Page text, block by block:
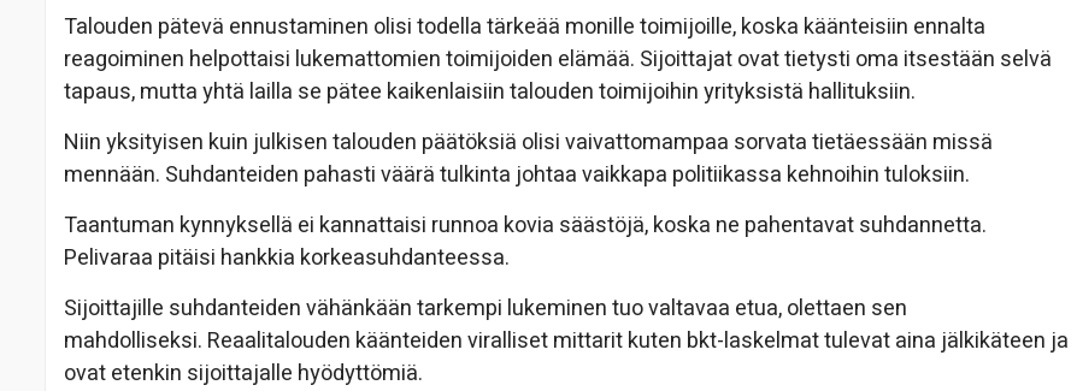
Talouden pätevä ennustaminen olisi todella tärkeää monille toimijoille, koska käänteisiin ennalta
reagoiminen helpottaisi lukemattomien toimijoiden elämää. Sijoittajat ovat tietysti oma itsestään selvä
tapaus, mutta yhtä lailla se pätee kaikenlaisiin talouden toimijoihin yrityksistä hallituksiin.
Niin yksityisen kuin julkisen talouden päätöksiä olisi vaivattomampaa sorvata tietäessään missä
mennään. Suhdanteiden pahasti väärä tulkinta johtaa vaikkapa politiikassa kehnoihin tuloksiin.
Taantuman kynnyksellä ei kannattaisi runnoa kovia säästöjä, koska ne pahentavat suhdannetta.
Pelivaraa pitäisi hankkia korkeasuhdanteessa.
Sijoittajille suhdanteiden vähänkään tarkempi lukeminen tuo valtavaa etua, olettaen sen
mahdolliseksi. Reaalitalouden käänteiden viralliset mittarit kuten bkt-laskelmat tulevat aina jälkikäteen ja
ovat etenkin sijoittajalle hyödyttömiä.